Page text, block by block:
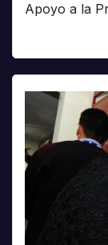
Apoyo a la